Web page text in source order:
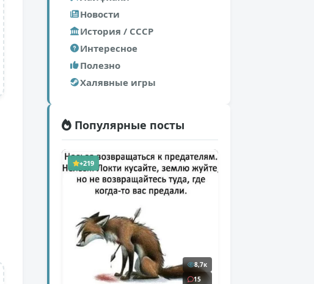
Новости
История / СССР
Интересное
Полезно
Халявные игры
Популярные посты
+219
8,7к
15